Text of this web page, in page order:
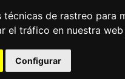
de rastreo para
el tráfico en nuestra
Configurar